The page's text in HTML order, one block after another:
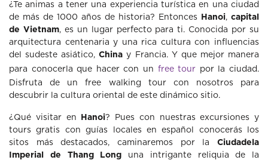
¿Te animas a tener una experiencia turística en una ciudad
de más de 1000 años de historia? Entonces
Hanoi, capital
de Vietnam, es un lugar perfecto para ti. Conocida por su
arquitectura centenaria y una rica cultura con influencias
del sudeste asiático,Chinay Francia. Y que mejor manera
para conocerla que hacer con un free tour por la ciudad.
Disfruta de un free walking tour con nosotros para
descubrir la cultura oriental de este dinámico sitio.
¿Qué visitar en Hanoi? Pues con nuestras excursiones y
tours gratis con guías locales en español conocerás los
sitos más destacados, caminaremos por la Ciudadela
Imperial de Thang Long una intrigante reliquia de la